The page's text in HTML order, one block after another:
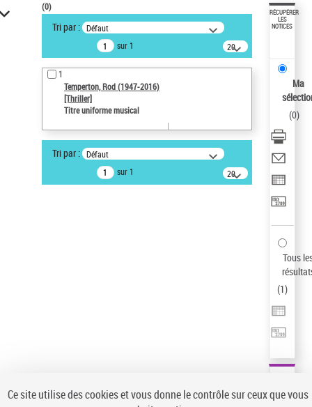
VOTRE RECHERCHE
Recherche avancée dans les
notices d’autorité
Œuvres liées à l'auteur :
Temperton, Rod (1947-2016)
Auteur d’œuvre
Type de notice d'autorité
Œuvre
Statut de la notice d’autorité
(0)
Tri par : Défaut
sur 1
20
résultats/page
1
Temperton, Rod (1947-2016)
[Thriller]
Titre uniforme musical
Tri par : Défaut
sur 1
20
résultats/page
RÉCUPÉRER
LES
NOTICES
Ma
(0)
Tous
(1)
Ce site utilise des cookies et vous donne le contrôle sur ceux que vous